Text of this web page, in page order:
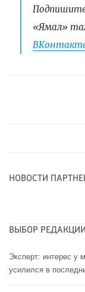
«Ямал»
НОВОСТИ
ВЫБОР РЕДАКЦИИ
Эксперт: интерес у
усилился в